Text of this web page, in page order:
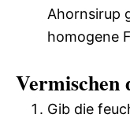
Ahornsirup
homogene
Vermischen
Gib die